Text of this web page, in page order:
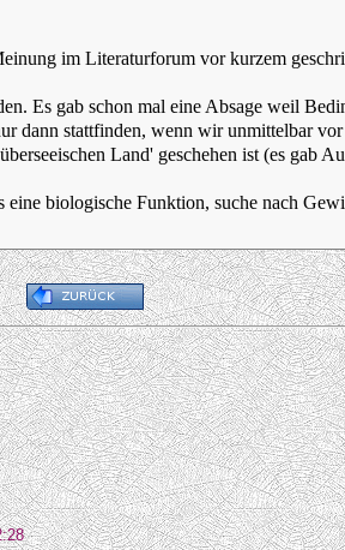
im Literaturforum vor kurzem
Es gab schon mal eine Absage weil
dann stattfinden, wenn wir unmittelbar
Land' geschehen ist (es gab
biologische Funktion, suche nach